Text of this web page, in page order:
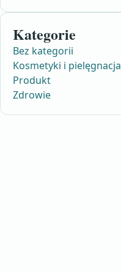
Kategorie
Bez kategorii
Kosmetyki i pielęgnacja
Produkt
Zdrowie